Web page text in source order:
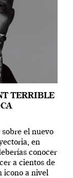
TERRIBLE
el nuevo
en
conocer
a cientos de
icono a nivel